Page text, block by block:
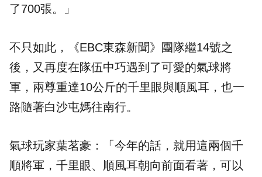
了700張。」
不只如此，《EBC東森新聞》團隊繼14號之
後，又再度在隊伍中巧遇到了可愛的氣球將
軍，兩尊重達10公斤的千里眼與順風耳，也一
路隨著白沙屯媽往南行。
氣球玩家葉茗豪：「今年的話，就用這兩個千
順將軍，千里眼、順風耳朝向前面看著，可以